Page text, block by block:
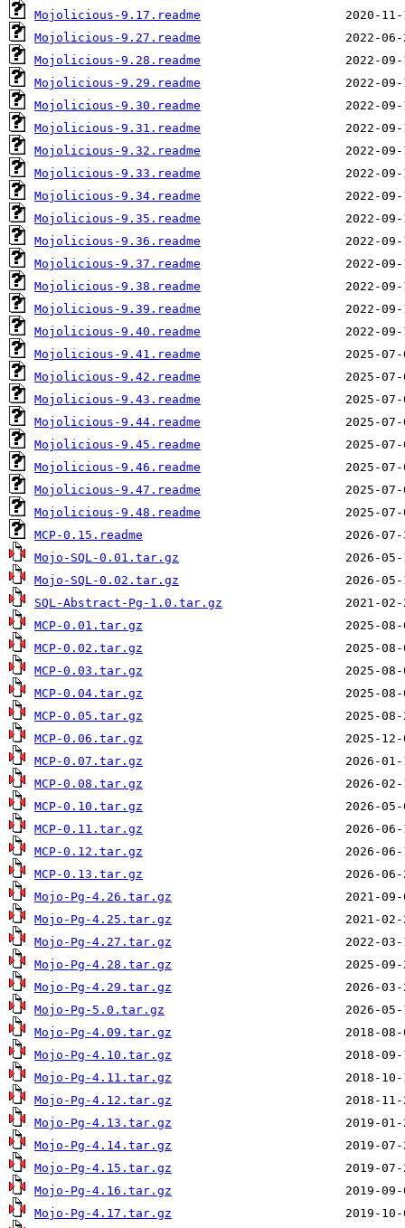
Mojolicious-9.17.readme
Mojolicious-9.27.readme
Mojolicious-9.28.readme
Mojolicious-9.29.readme
Mojolicious-9.30.readme
Mojolicious-9.31.readme
Mojolicious-9.32.readme
Mojolicious-9.33.readme
Mojolicious-9.34.readme
Mojolicious-9.35.readme
Mojolicious-9.36.readme
Mojolicious-9.37.readme
Mojolicious-9.38.readme
Mojolicious-9.39.readme
Mojolicious-9.40.readme
Mojolicious-9.41.readme
Mojolicious-9.42.readme
Mojolicious-9.43.readme
Mojolicious-9.44.readme
Mojolicious-9.45.readme
Mojolicious-9.46.readme
Mojolicious-9.47.readme
Mojolicious-9.48.readme
MCP-0.15.readme
Mojo-SQL-0.01.tar.gz
Mojo-SQL-0.02.tar.gz
SQL-Abstract-Pg-1.0.tar.gz
MCP-0.01.tar.gz
MCP-0.02.tar.gz
MCP-0.03.tar.gz
MCP-0.04.tar.gz
MCP-0.05.tar.gz
MCP-0.06.tar.gz
MCP-0.07.tar.gz
MCP-0.08.tar.gz
MCP-0.10.tar.gz
MCP-0.11.tar.gz
MCP-0.12.tar.gz
MCP-0.13.tar.gz
Mojo-Pg-4.26.tar.gz
Mojo-Pg-4.25.tar.gz
Mojo-Pg-4.27.tar.gz
Mojo-Pg-4.28.tar.gz
Mojo-Pg-4.29.tar.gz
Mojo-Pg-5.0.tar.gz
Mojo-Pg-4.09.tar.gz
Mojo-Pg-4.10.tar.gz
Mojo-Pg-4.11.tar.gz
Mojo-Pg-4.12.tar.gz
Mojo-Pg-4.13.tar.gz
Mojo-Pg-4.14.tar.gz
Mojo-Pg-4.15.tar.gz
Mojo-Pg-4.16.tar.gz
Mojo-Pg-4.17.tar.gz